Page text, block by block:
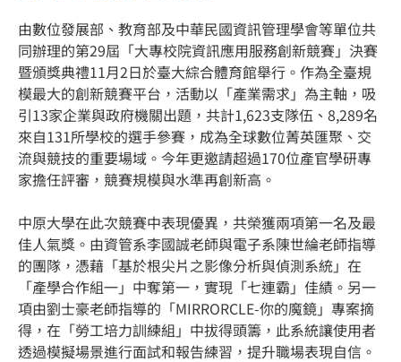
由數位發展部、教育部及中華民國資訊管理學會等單位共
同辦理的第29屆「大專校院資訊應用服務創新競賽」決賽
暨頒獎典禮11月2日於臺大綜合體育館舉行。作為全臺規
模最大的創新競賽平台，活動以「產業需求」為主軸，吸
引13家企業與政府機關出題，共計1,623支隊伍、8,289名
來自131所學校的選手參賽，成為全球數位菁英匯聚、交
流與競技的重要場域。今年更邀請超過170位產官學研專
家擔任評審，競賽規模與水準再創新高。
中原大學在此次競賽中表現優異，共榮獲兩項第一名及最
佳人氣獎。由資管系李國誠老師與電子系陳世綸老師指導
的團隊，憑藉「基於根尖片之影像分析與偵測系統」在
「產學合作組一」中奪第一，實現「七連霸」佳績。另一
項由劉士豪老師指導的「MIRRORCLE-你的魔鏡」專案摘
得，在「勞工培力訓練組」中拔得頭籌，此系統讓使用者
透過模擬場景進行面試和報告練習，提升職場表現自信。